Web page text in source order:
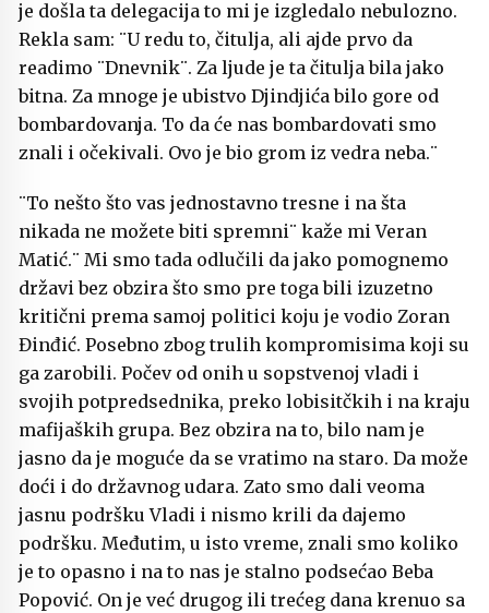
je došla ta delegacija to mi je izgledalo nebulozno.
Rekla sam: ¨U redu to, čitulja, ali ajde prvo da
readimo ¨Dnevnik¨. Za ljude je ta čitulja bila jako
bitna. Za mnoge je ubistvo Djindjića bilo gore od
bombardovanja. To da će nas bombardovati smo
znali i očekivali. Ovo je bio grom iz vedra neba.¨
¨To nešto što vas jednostavno tresne i na šta
nikada ne možete biti spremni¨ kaže mi Veran
Matić.¨ Mi smo tada odlučili da jako pomognemo
državi bez obzira što smo pre toga bili izuzetno
kritični prema samoj politici koju je vodio Zoran
Đinđić. Posebno zbog trulih kompromisima koji su
ga zarobili. Počev od onih u sopstvenoj vladi i
svojih potpredsednika, preko lobisitčkih i na kraju
mafijaških grupa. Bez obzira na to, bilo nam je
jasno da je moguće da se vratimo na staro. Da može
doći i do državnog udara. Zato smo dali veoma
jasnu podršku Vladi i nismo krili da dajemo
podršku. Međutim, u isto vreme, znali smo koliko
je to opasno i na to nas je stalno podsećao Beba
Popović. On je već drugog ili trećeg dana krenuo sa